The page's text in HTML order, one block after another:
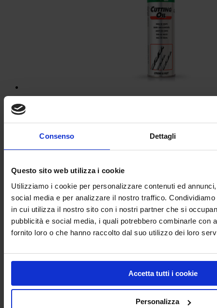
Consenso Dettagli
Questo sito web utilizza i cookie
Utilizziamo i cookie per personalizzare contenuti ed
social media e per analizzare il nostro traffico.
in cui utilizza il nostro sito con i nostri partner che si
pubblicità e social media, i quali potrebbero combinarle con
fornito loro o che hanno raccolto dal suo utilizzo dei loro
Accetta tutti i cookie
Personalizza